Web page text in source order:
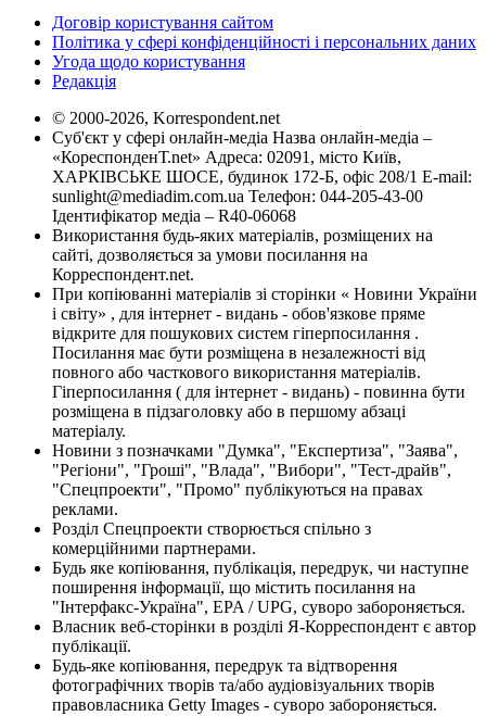
Договір користування сайтом
Політика у сфері конфіденційності і персональних даних
Угода щодо користування
Редакція
© 2000-2026, Korrespondent.net
Суб'єкт у сфері онлайн-медіа Назва онлайн-медіа –
«КореспонденТ.net» Адреса: 02091, місто Київ,
ХАРКІВСЬКЕ ШОСЕ, будинок 172-Б, офіс 208/1 E-mail:
sunlight@mediadim.com.ua Телефон: 044-205-43-00
Ідентифікатор медіа – R40-06068
Використання будь-яких матеріалів, розміщених на
сайті, дозволяється за умови посилання на
Корреспондент.net.
При копіюванні матеріалів зі сторінки « Новини України
і світу» , для інтернет - видань - обов'язкове пряме
відкрите для пошукових систем гіперпосилання .
Посилання має бути розміщена в незалежності від
повного або часткового використання матеріалів.
Гіперпосилання ( для інтернет - видань) - повинна бути
розміщена в підзаголовку або в першому абзаці
матеріалу.
Новини з позначками "Думка", "Експертиза", "Заява",
"Регіони", "Гроші", "Влада", "Вибори", "Тест-драйв",
"Спецпроекти", "Промо" публікуються на правах
реклами.
Розділ Спецпроекти створюється спільно з
комерційними партнерами.
Будь яке копіювання, публікація, передрук, чи наступне
поширення інформації, що містить посилання на
"Інтерфакс-Україна", EPA / UPG, суворо забороняється.
Власник веб-сторінки в розділі Я-Корреспондент є автор
публікації.
Будь-яке копіювання, передрук та відтворення
фотографічних творів та/або аудіовізуальних творів
правовласника Getty Images - суворо забороняється.